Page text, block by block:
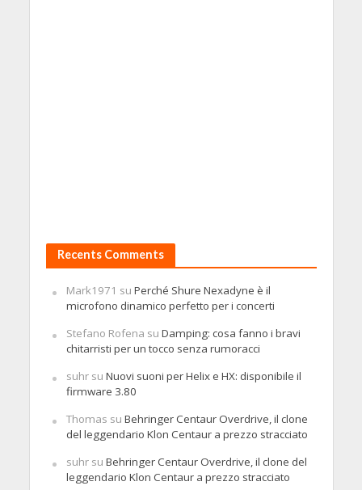
Recents Comments
Mark1971 su Perché Shure Nexadyne è il
microfono dinamico perfetto per i concerti
Stefano Rofena su Damping: cosa fanno i bravi
chitarristi per un tocco senza rumoracci
suhrsu Nuovi suoni per Helix e HX: disponibile il
firmware 3.80
Thomas su Behringer Centaur Overdrive, il clone
del leggendario Klon Centaur a prezzo stracciato
suhrsu Behringer Centaur Overdrive, il clone del
leggendario Klon Centaur a prezzo stracciato